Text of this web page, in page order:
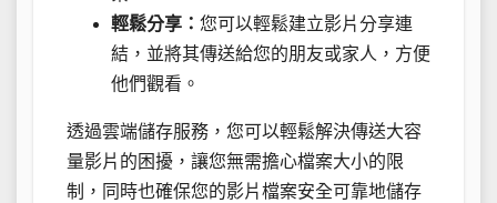
輕鬆分享： 您可以輕鬆建立影片分享連
結，並將其傳送給您的朋友或家人，方便
他們觀看。
透過雲端儲存服務，您可以輕鬆解決傳送大容
量影片的困擾，讓您無需擔心檔案大小的限
制，同時也確保您的影片檔案安全可靠地儲存